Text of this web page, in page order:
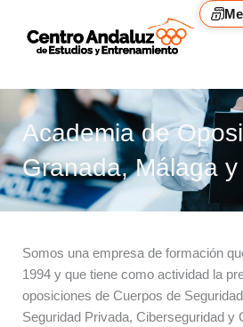
contenido
Academia de
Granada, Málaga
Somos una empresa de formación
1994 y que tiene como actividad la
oposiciones de Cuerpos de
Seguridad Privada, Ciberseguridad y